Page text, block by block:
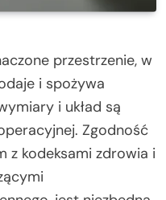
przestrzenie, w
i spożywa
i układ są
Zgodność
z kodeksami zdrowia i